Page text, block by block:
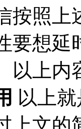
按照上
要想
以上
以上
上文的